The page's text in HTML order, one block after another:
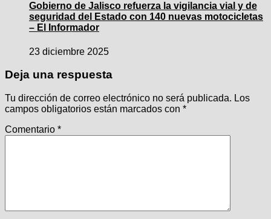
Gobierno de Jalisco refuerza la vigilancia vial y de
seguridad del Estado con 140 nuevas motocicletas
– El Informador
23 diciembre 2025
Deja una respuesta
Tu dirección de correo electrónico no será publicada. Los
campos obligatorios están marcados con *
Comentario *